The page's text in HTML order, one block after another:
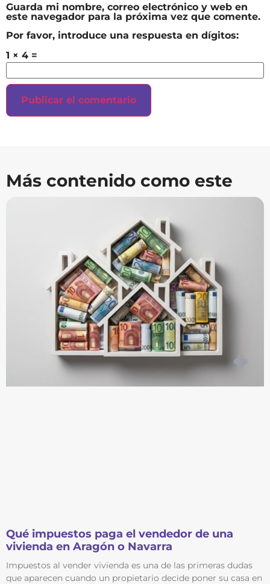
Guarda mi nombre, correo electrónico y web en
este navegador para la próxima vez que comente.
Por favor, introduce una respuesta en dígitos:
1 × 4 =
Más contenido como este
Qué impuestos paga el vendedor de una
vivienda en Aragón o Navarra
Impuestos al vender vivienda es una de las primeras dudas
que aparecen cuando un propietario decide poner su casa en